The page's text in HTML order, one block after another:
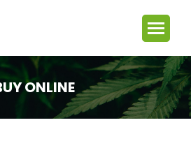
ONLINE
Jesteś tutaj: